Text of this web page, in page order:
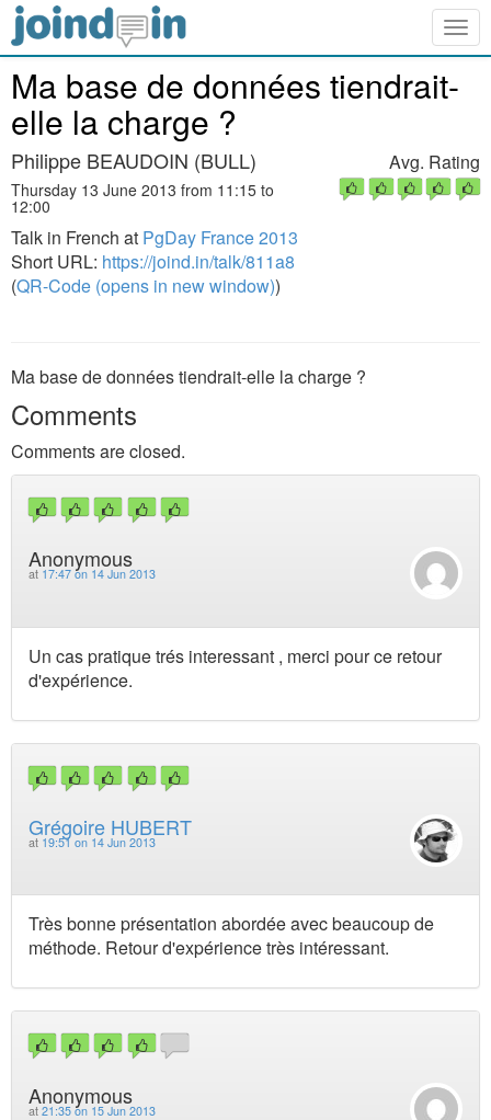
Ma base de données tiendrait-
elle la charge ?
Philippe BEAUDOIN (BULL)
Thursday 13 June 2013 from 11:15 to
12:00
Talk in French at PgDay France 2013
Short URL: https://joind.in/talk/811a8
(QR-Code (opens in new window))
Avg. Rating
Ma base de données tiendrait-elle la charge ?
Comments
Comments are closed.
Anonymous
at 17:47 on 14 Jun 2013
Un cas pratique trés interessant , merci pour ce retour
d'expérience.
Grégoire HUBERT
at 19:51 on 14 Jun 2013
Très bonne présentation abordée avec beaucoup de
méthode. Retour d'expérience très intéressant.
Anonymous
at 21:35 on 15 Jun 2013